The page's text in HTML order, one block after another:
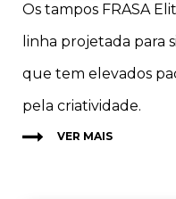
​Os tampos FRASA
linha projetada para
que tem elevados
pela criatividade.
VER MAIS